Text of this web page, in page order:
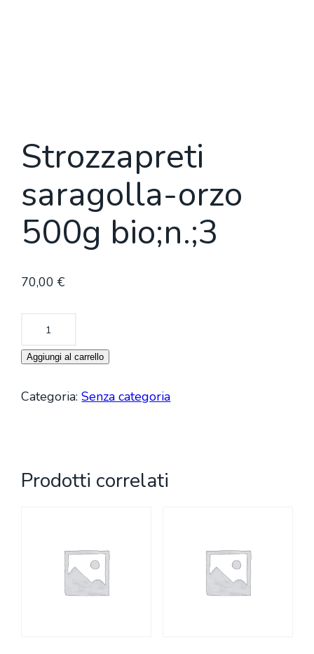
Strozzapreti
saragolla-orzo
500g bio;n.;3
70,00€
Strozzapreti
orzo
bio;n.;3
Aggiungi al carrello
Categoria:Senza categoria
Prodotti correlati